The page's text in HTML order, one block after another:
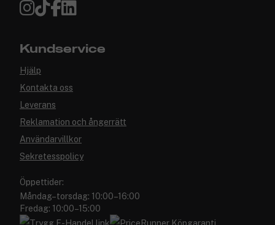
Kundservice
Hjälp
Kontakta oss
Leverans
Reklamation och ångerrätt
Användarvillkor
Sekretesspolicy
Öppettider:
Måndag–torsdag: 10:00–16:00
Fredag: 10:00–15:00